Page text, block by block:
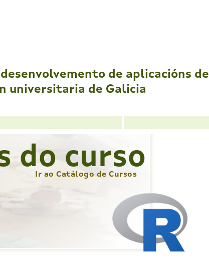
de aplicacións de
universitaria de Galicia
do curso
Ir ao Catálogo de Cursos